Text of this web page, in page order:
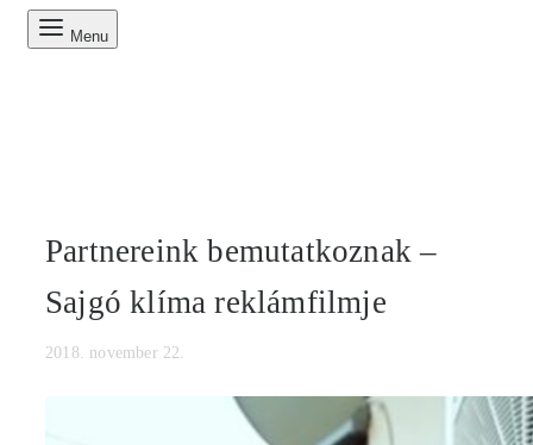
Menu
Partnereink bemutatkoznak –
Sajgó klíma reklámfilmje
2018. november 22.